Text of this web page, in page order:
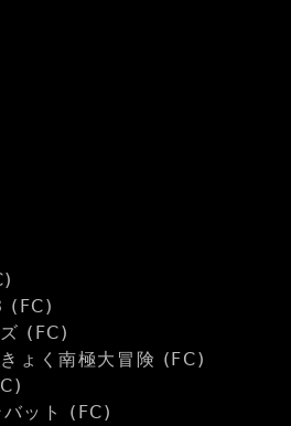
(FC)
(FC)
く南極大冒険 (FC)
ット (FC)